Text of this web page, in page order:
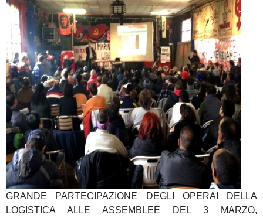
GRANDE PARTECIPAZIONE DEGLI OPERAI DELLA
LOGISTICA ALLE ASSEMBLEE DEL 3 MARZO,